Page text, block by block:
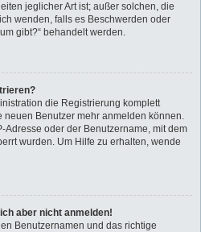
jeglicher Art ist; außer solchen, die
wenden, falls es Beschwerden oder
gibt?“ behandelt werden.
die Registrierung komplett
neuen Benutzer mehr anmelden können.
Adresse oder der Benutzername, mit dem
wurden. Um Hilfe zu erhalten, wende
aber nicht anmelden!
Benutzernamen und das richtige